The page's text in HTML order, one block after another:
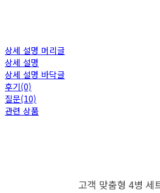
상세 설명 머리글
상세 설명
상세 설명 바닥글
후기(0)
질문(10)
관련 상품
고객 맞춤형 4병 세